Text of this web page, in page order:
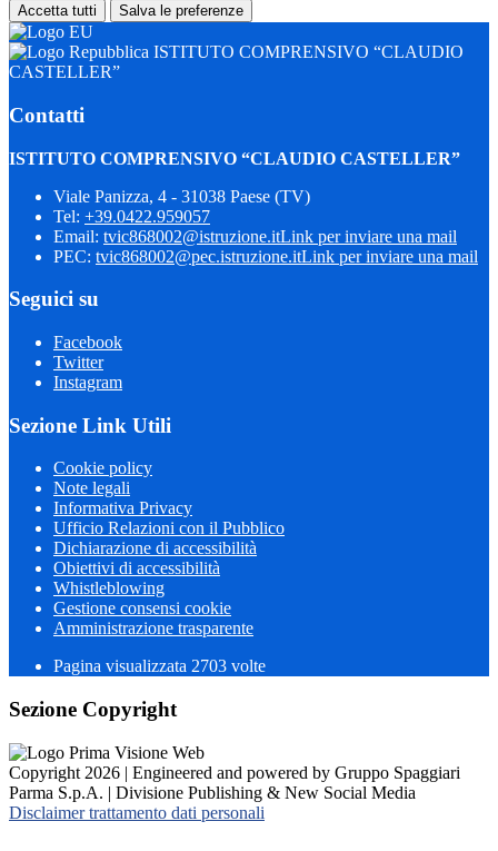
Accetta tutti Salva le preferenze
ISTITUTO COMPRENSIVO “CLAUDIO
CASTELLER”
Contatti
ISTITUTO COMPRENSIVO “CLAUDIO CASTELLER”
Viale Panizza, 4 - 31038 Paese (TV)
Tel: +39.0422.959057
Email: tvic868002@istruzione.itLink per inviare una mail
PEC: tvic868002@pec.istruzione.itLink per inviare una mail
Seguici su
Facebook
Twitter
Instagram
Sezione Link Utili
Cookie policy
Note legali
Informativa Privacy
Ufficio Relazioni con il Pubblico
Dichiarazione di accessibilità
Obiettivi di accessibilità
Whistleblowing
Gestione consensi cookie
Amministrazione trasparente
Pagina visualizzata 2703 volte
Sezione Copyright
Copyright 2026 | Engineered and powered by Gruppo Spaggiari
Parma S.p.A. | Divisione Publishing & New Social Media
Disclaimer trattamento dati personali